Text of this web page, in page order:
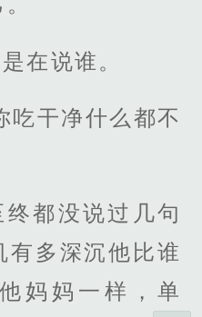
在说谁。
吃干净什么都不
都没说过几句
有多深沉他比谁
妈妈一样，单